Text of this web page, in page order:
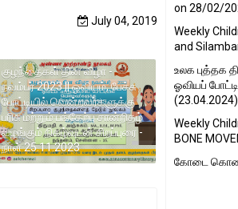
July 04, 2019
குழந்தைகள் தின விழா -
நவம்பர் 2023 || ஓவியம், பேச்சு
போட்டியில் வென்றவர்களுக்கு
பரிசு மற்றும் பங்கேற்பு சான்றிதழ்
வழங்கும் நிகழ்வுடன் சிறப்புரை -
நாள் 25.11.2023
on 28/02/
Weekly
and
உலக புத்தக
ஓவியப்
(23.04.2024)
Weekly
BONE
கோடை